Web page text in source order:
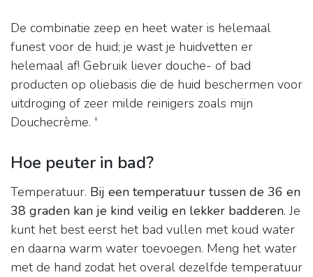
De combinatie zeep en heet water is helemaal
funest voor de huid; je wast je huidvetten er
helemaal af! Gebruik liever douche- of bad
producten op oliebasis die de huid beschermen voor
uitdroging of zeer milde reinigers zoals mijn
Douchecrème. '
Hoe peuter in bad?
Temperatuur. Bij een temperatuur tussen de 36 en
38 graden kan je kind veilig en lekker badderen. Je
kunt het best eerst het bad vullen met koud water
en daarna warm water toevoegen. Meng het water
met de hand zodat het overal dezelfde temperatuur